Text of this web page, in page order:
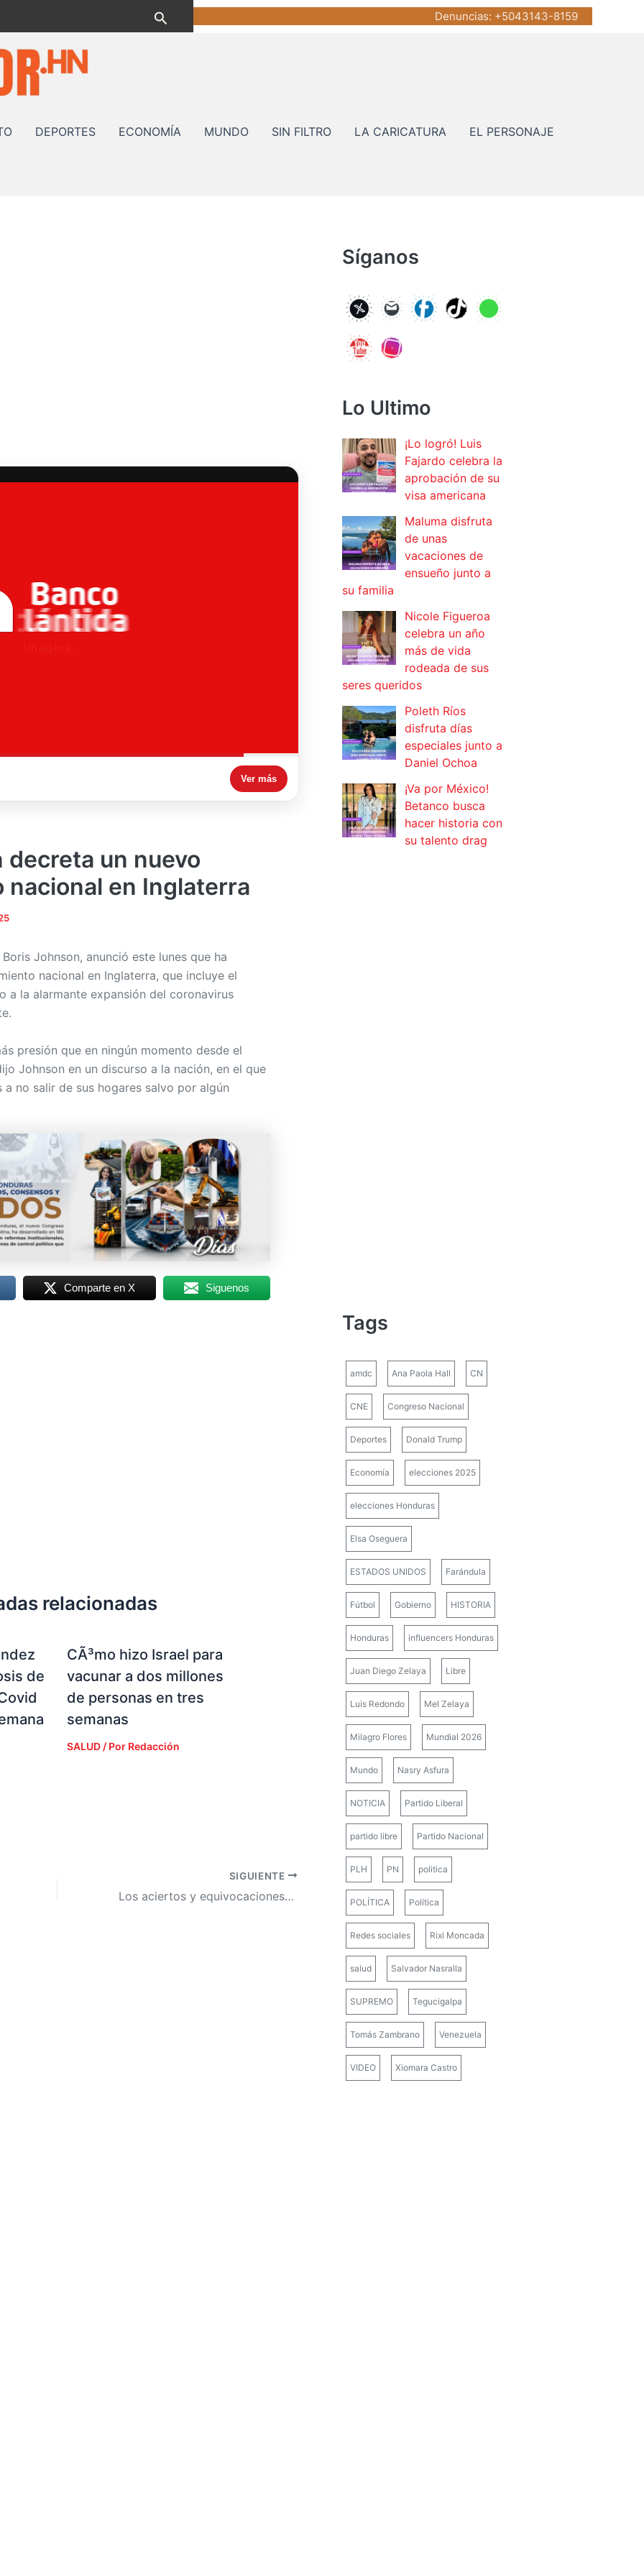
Buscar Denuncias: +5043143-8159
DEPORTES ECONOMÍA MUNDO SIN FILTRO LA CARICATURA EL PERSONAJE
Ver más
un nuevo
en Inglaterra
Johnson, anunció este lunes que ha
nacional en Inglaterra, que incluye el
a la alarmante expansión del coronavirus
presión que en ningún momento desde el
Johnson en un discurso a la nación, en el que
no salir de sus hogares salvo por algún
Comparte en X Siguenos
relacionadas
de
CÃ³mo hizo Israel para
vacunar a dos millones
de personas en tres
semanas
SALUD/ Por Redacción
SIGUIENTE
Los aciertos y equivocaciones del las Fuerzas Armadas de Honduras.
Síganos
Lo Ultimo
¡Lo logró! Luis
Fajardo celebra la
aprobación de su
visa americana
Maluma disfruta
de unas
vacaciones de
ensueño junto a
su familia
Nicole Figueroa
celebra un año
más de vida
rodeada de sus
seres queridos
Poleth Ríos
disfruta días
especiales junto a
Daniel Ochoa
¡Va por México!
Betanco busca
hacer historia con
su talento drag
Tags
amdc Ana Paola Hall CN
CNE Congreso Nacional
Deportes Donald Trump
Economía elecciones 2025
elecciones Honduras
Elsa Oseguera
ESTADOS UNIDOS Farándula
Fútbol Gobierno HISTORIA
Honduras influencers Honduras
Juan Diego Zelaya Libre
Luis Redondo Mel Zelaya
Milagro Flores Mundial 2026
Mundo Nasry Asfura
NOTICIA Partido Liberal
partido libre Partido Nacional
PLH PN politica
POLÍTICA Política
Redes sociales Rixi Moncada
salud Salvador Nasralla
SUPREMO Tegucigalpa
Tomás Zambrano Venezuela
VIDEO Xiomara Castro